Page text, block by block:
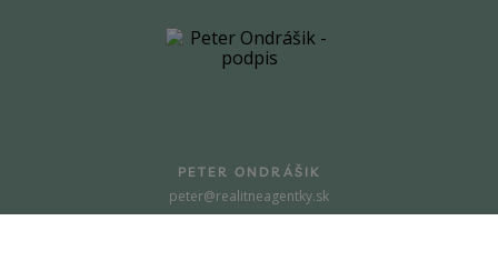
PETER ONDRÁŠIK
peter@realitneagentky.sk